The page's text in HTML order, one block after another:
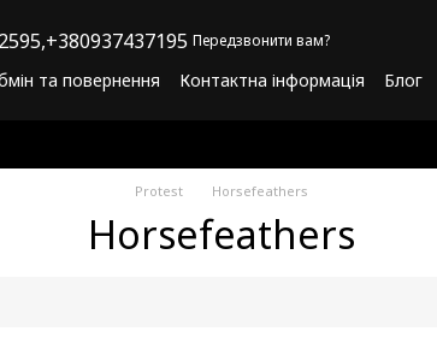
+380937437195 Передзвонити вам?
та повернення Контактна інформація
Блог
Protest Horsefeathers
Horsefeathers